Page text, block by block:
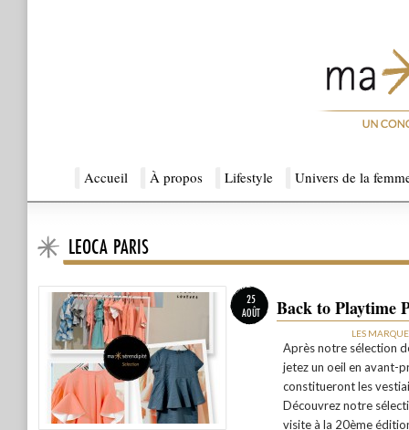
Ma Sérendipité
Aller au contenu principal
Aller au contenu secondaire
Accueil À propos Lifestyle Univers de la
LEOCA PARIS
25
AOÛT
Back to Playtime
LES
Après notre sélection
jetez un oeil en avant-
constitueront les
Découvrez notre
visite à la 20ème